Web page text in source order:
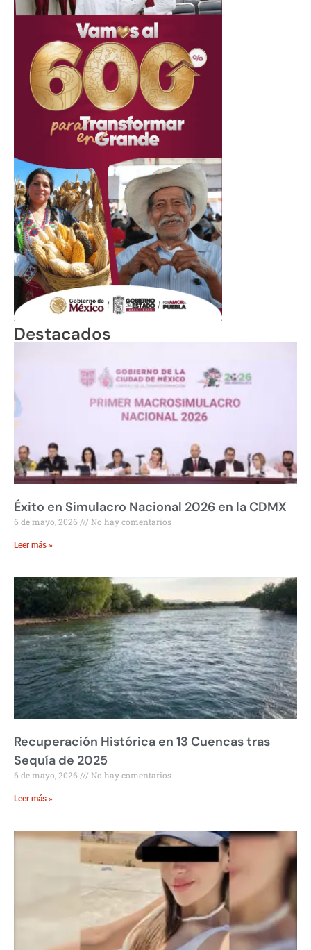
Destacados
Éxito en Simulacro Nacional 2026 en la CDMX
6 de mayo, 2026 No hay comentarios
Leer más »
Recuperación Histórica en 13 Cuencas tras
Sequía de 2025
6 de mayo, 2026 No hay comentarios
Leer más »